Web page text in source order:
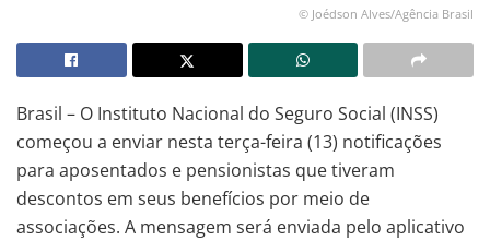
© Joédson Alves/Agência Brasil
Brasil – O Instituto Nacional do Seguro Social (INSS)
começou a enviar nesta terça-feira (13) notificações
para aposentados e pensionistas que tiveram
descontos em seus benefícios por meio de
associações. A mensagem será enviada pelo aplicativo